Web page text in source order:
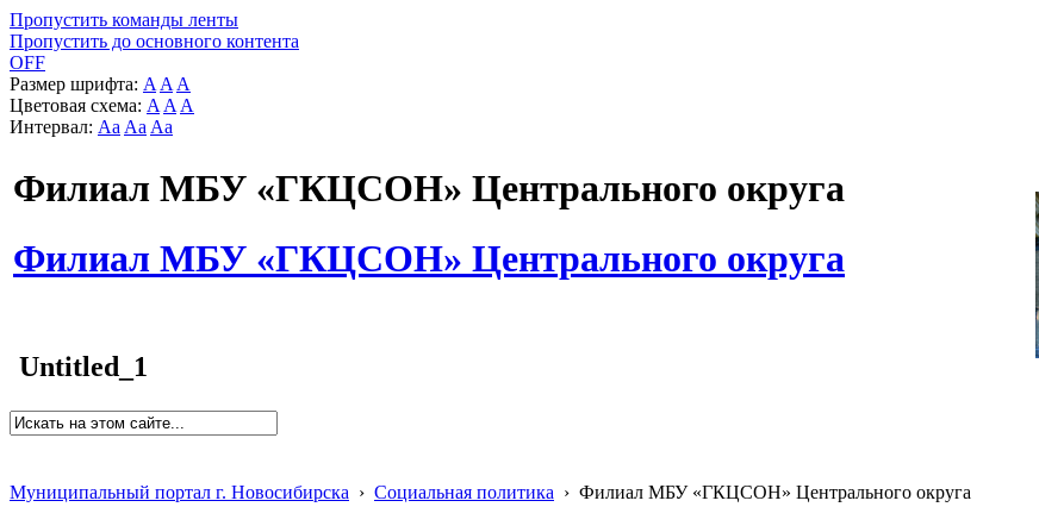
Пропустить команды ленты
Пропустить до основного контента
OFF
Размер шрифта: A A A
Цветовая схема: A A A
Интервал: Aa Aa Aa
Филиал МБУ «ГКЦСОН» Центрального округа
Филиал МБУ «ГКЦСОН» Центрального округа
Untitled_1
Муниципальный портал г. Новосибирска › Социальная политика › Филиал МБУ «ГКЦСОН» Центрального округа